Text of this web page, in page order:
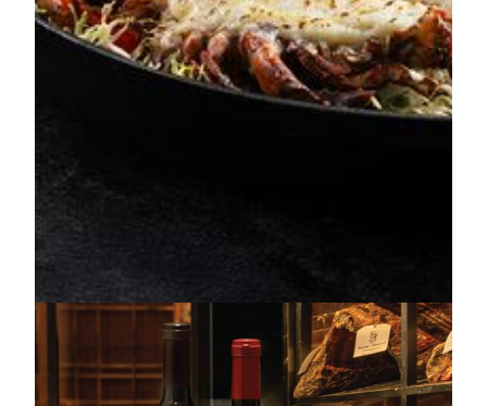
一杯としても、食後にゆったりと味わうドリンクとし
ても最適です。落ち着いた空間で、大切な人と過ごす
心地よいひとときをどうぞ。
炭火サービスとは、シェフが目の前で炭火を使って料
理を焼き上げる特別なサービスです。炭の香ばしい香
りや、ジュージューと焼ける音、揺らめく炎の演出を
間近で楽しみながら、出来たての料理を味わうことが
覚と五感が交わる臨場感あふれる体験です。
スペシャルメニュー